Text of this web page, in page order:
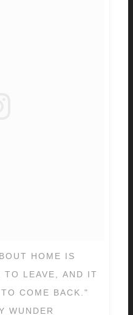
HOME IS
TO LEAVE, AND IT
COME BACK."
WUNDER